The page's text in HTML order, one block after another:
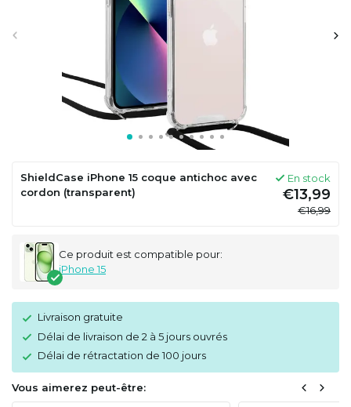
ShieldCase iPhone 15 coque antichoc avec
cordon (transparent)
En stock
€13,99
€16,99
Ce produit est compatible pour:
iPhone 15
Livraison gratuite
Délai de livraison de 2 à 5 jours ouvrés
Délai de rétractation de 100 jours
Vous aimerez peut-être: